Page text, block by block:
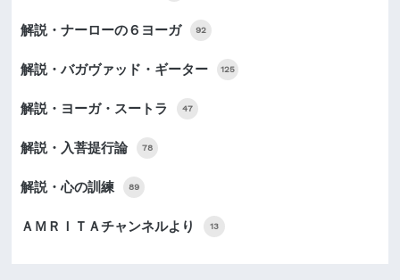
解説・ナーローの６ヨーガ 92
解説・バガヴァッド・ギーター 125
解説・ヨーガ・スートラ 47
解説・入菩提行論 78
解説・心の訓練 89
ＡＭＲＩＴＡチャンネルより 13